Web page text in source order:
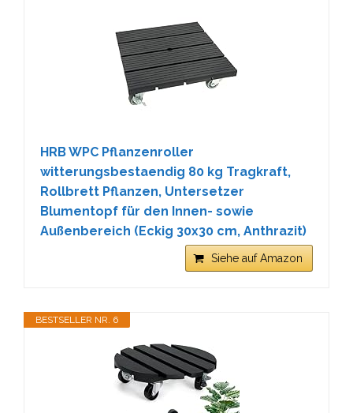
HRB WPC Pflanzenroller
witterungsbestaendig 80 kg Tragkraft,
Rollbrett Pflanzen, Untersetzer
Blumentopf für den Innen- sowie
Außenbereich (Eckig 30x30 cm, Anthrazit)
Siehe auf Amazon
BESTSELLER NR. 6